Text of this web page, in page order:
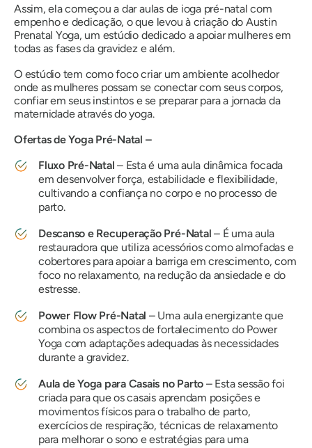
Assim, ela começou a dar aulas de ioga pré-natal com
empenho e dedicação, o que levou à criação do Austin
Prenatal Yoga, um estúdio dedicado a apoiar mulheres em
todas as fases da gravidez e além.
O estúdio tem como foco criar um ambiente acolhedor
onde as mulheres possam se conectar com seus corpos,
confiar em seus instintos e se preparar para a jornada da
maternidade através do yoga.
Ofertas de Yoga Pré-Natal –
Fluxo Pré-Natal – Esta é uma aula dinâmica focada
em desenvolver força, estabilidade e flexibilidade,
cultivando a confiança no corpo e no processo de
parto.
Descanso e Recuperação Pré-Natal – É uma aula
restauradora que utiliza acessórios como almofadas e
cobertores para apoiar a barriga em crescimento, com
foco no relaxamento, na redução da ansiedade e do
estresse.
Power Flow Pré-Natal – Uma aula energizante que
combina os aspectos de fortalecimento do Power
Yoga com adaptações adequadas às necessidades
durante a gravidez.
Aula de Yoga para Casais no Parto – Esta sessão foi
criada para que os casais aprendam posições e
movimentos físicos para o trabalho de parto,
exercícios de respiração, técnicas de relaxamento
para melhorar o sono e estratégias para uma